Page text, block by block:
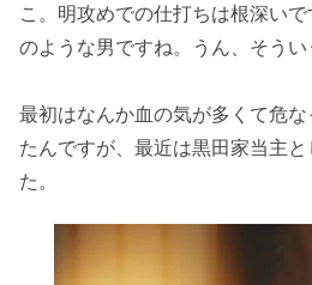
こ。明攻めでの仕打ちは根深い
のような男ですね。うん、そうい
最初はなんか血の気が多くて危
たんですが、最近は黒田家当主
た。